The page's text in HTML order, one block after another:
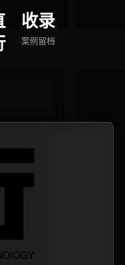
收录
案例留档